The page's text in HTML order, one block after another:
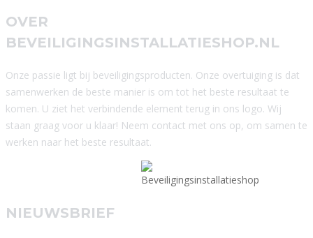
OVER
BEVEILIGINGSINSTALLATIESHOP.NL
Onze passie ligt bij beveiligingsproducten. Onze overtuiging is dat
samenwerken de beste manier is om tot het beste resultaat te
komen. U ziet het verbindende element terug in ons logo. Wij
staan graag voor u klaar! Neem contact met ons op, om samen te
werken naar het beste resultaat.
NIEUWSBRIEF